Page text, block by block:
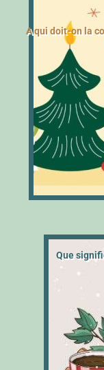
A qui doit-on la
Que